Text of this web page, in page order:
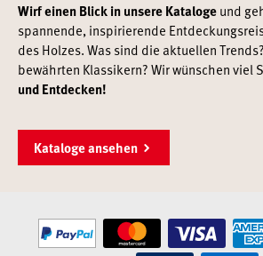
Wirf einen Blick in unsere Katalogeund
spannende, inspirierende
des Holzes. Was sind die aktuellen
bewährten Klassikern? Wir wünschen viel
und Entdecken!
Kataloge ansehen